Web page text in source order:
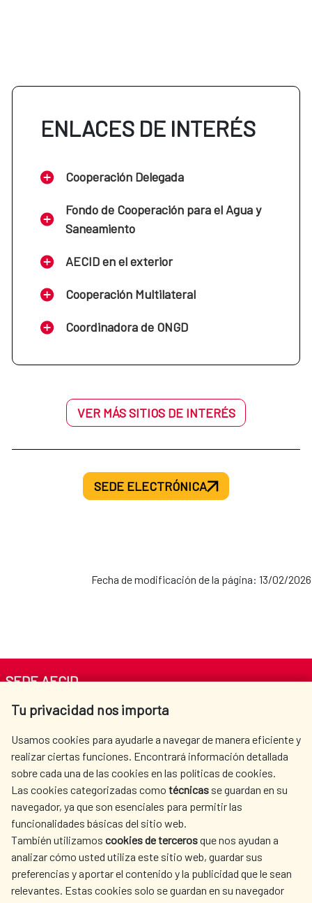
ENLACES DE INTERÉS
Cooperación Delegada
Fondo de Cooperación para el Agua y
Saneamiento
AECID en el exterior
Cooperación Multilateral
Coordinadora de ONGD
VER MÁS SITIOS DE INTERÉS
SEDE ELECTRÓNICA
Fecha de modificación de la página: 13/02/2026
Tu privacidad nos importa
Usamos cookies para ayudarle a navegar de manera eficiente y
realizar ciertas funciones. Encontrará información detallada
sobre cada una de las cookies en las políticas de cookies.
Las cookies categorizadas como técnicas se guardan en su
navegador, ya que son esenciales para permitir las
funcionalidades básicas del sitio web.
También utilizamos cookies de tercerosque nos ayudan a
analizar cómo usted utiliza este sitio web, guardar sus
preferencias y aportar el contenido y la publicidad que le sean
relevantes. Estas cookies solo se guardan en su navegador
SEDE AECID
Av. Reyes Católicos 4 - 28040 Madrid
centro.informacion@aecid.es
LA AECID
DÓNDE COOPERAMOS
ACCIÓN HUMANITARIA
SALA DE PRENSA
CULTURA Y CIENCIA
BIBLIOTECA